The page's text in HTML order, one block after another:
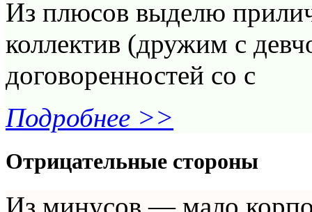
Из плюсов выделю
коллектив (дружим с
договоренностей со с
Подробнее >>
Отрицательные стороны
Из минусов — мало